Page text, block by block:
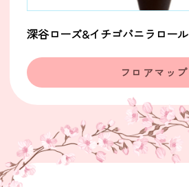
深谷ローズ&イチゴバニラロール
フロアマップ